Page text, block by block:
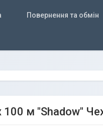
Повернення та обмін
м "Shadow"